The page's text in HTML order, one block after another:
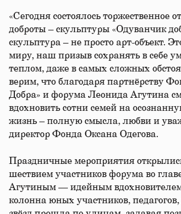
«Сегодня состоялось торжественное
доброты – скульптуры «Одуванчик
скульптура – не просто арт-объект.
миру, наш призыв сохранять в себе
теплом, даже в самых сложных
верим, что благодаря партнёрству
Добра» и форума Леонида Агутина
вдохновить сотни семей на
жизнь – полную смысла, любви и
директор Фонда Оксана Одегова.
Праздничные мероприятия
шествием участников форума во
Агутиным — идейным
колонна юных участников, педагогов,